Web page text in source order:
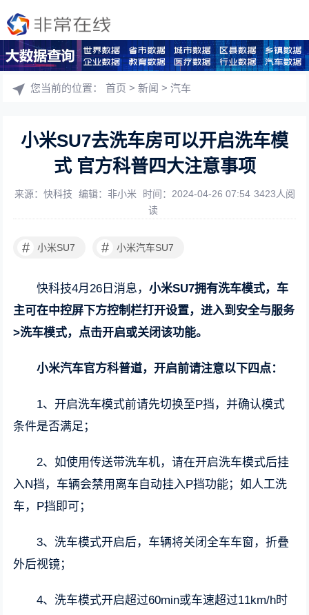
您当前的位置：首页 >新闻 >汽车
小米SU7去洗车房可以开启洗车模
式 官方科普四大注意事项
来源：快科技 编辑：非小米 时间：2024-04-26 07:54 3423人阅
读
# 小米SU7 # 小米汽车SU7
快科技4月26日消息，小米SU7拥有洗车模式，车
主可在中控屏下方控制栏打开设置，进入到安全与服务
>洗车模式，点击开启或关闭该功能。
小米汽车官方科普道，开启前请注意以下四点：
1、开启洗车模式前请先切换至P挡，并确认模式
条件是否满足；
2、如使用传送带洗车机，请在开启洗车模式后挂
入N挡，车辆会禁用离车自动挂入P挡功能；如人工洗
车，P挡即可；
3、洗车模式开启后，车辆将关闭全车车窗，折叠
外后视镜；
4、洗车模式开启超过60min或车速超过11km/h时